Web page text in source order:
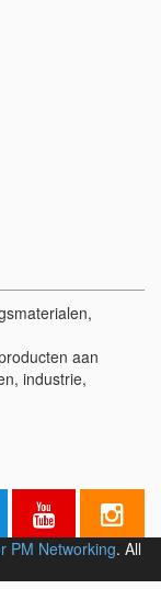
aan
industrie,
PM Networking. All